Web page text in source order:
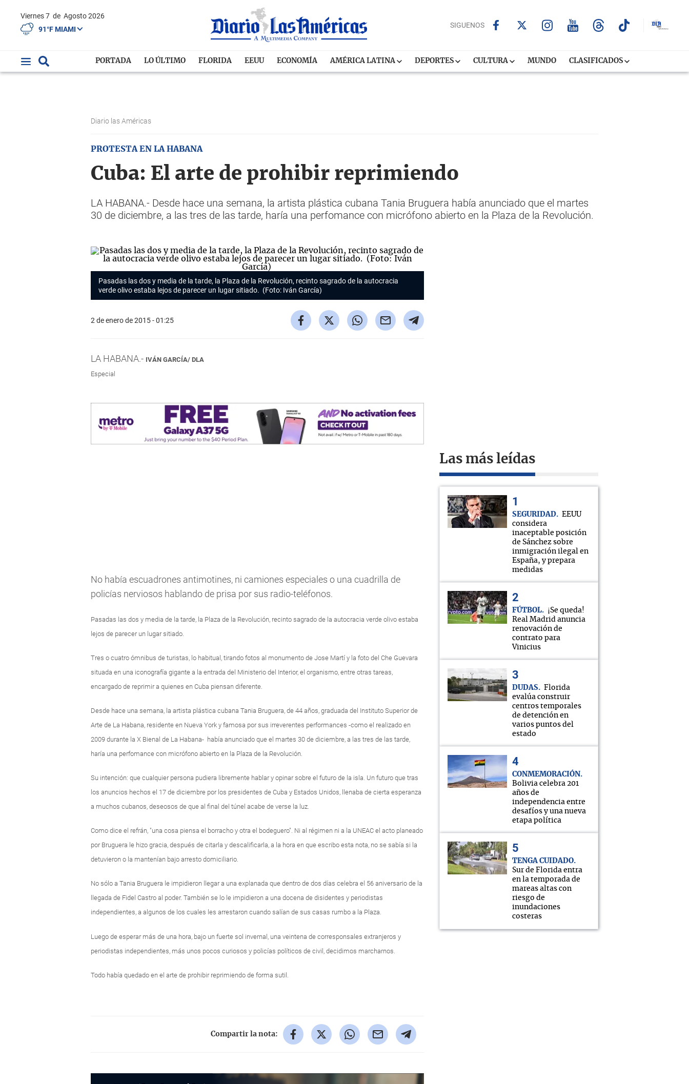
Viernes 7 de Agosto 2026
91°F MIAMI
SIGUENOS
PORTADA LO ÚLTIMO FLORIDA EEUU ECONOMÍA AMÉRICA LATINA DEPORTES CULTURA MUNDO CLASIFICADOS
Diario las Américas
PROTESTA EN LA HABANA
Cuba: El arte de prohibir reprimiendo
LA HABANA.- Desde hace una semana, la artista plástica cubana Tania Bruguera había anunciado que el martes
30 de diciembre, a las tres de las tarde, haría una perfomance con micrófono abierto en la Plaza de la Revolución.
Pasadas las dos y media de la tarde, la Plaza de la Revolución, recinto sagrado de la autocracia
verde olivo estaba lejos de parecer un lugar sitiado. (Foto: Iván García)
2 de enero de 2015 - 01:25
LA HABANA.- IVÁN GARCÍA/ DLA
Especial
No había escuadrones antimotines, ni camiones especiales o una cuadrilla de
policías nerviosos hablando de prisa por sus radio-teléfonos.
Pasadas las dos y media de la tarde, la Plaza de la Revolución, recinto sagrado de la autocracia verde olivo estaba
lejos de parecer un lugar sitiado.
Tres o cuatro ómnibus de turistas, lo habitual, tirando fotos al monumento de Jose Martí y la foto del Che Guevara
situada en una iconografía gigante a la entrada del Ministerio del Interior, el organismo, entre otras tareas,
encargado de reprimir a quienes en Cuba piensan diferente.
Desde hace una semana, la artista plástica cubana Tania Bruguera, de 44 años, graduada del Instituto Superior de
Arte de La Habana, residente en Nueva York y famosa por sus irreverentes performances -como el realizado en
2009 durante la X Bienal de La Habana- había anunciado que el martes 30 de diciembre, a las tres de las tarde,
haría una perfomance con micrófono abierto en la Plaza de la Revolución.
Su intención: que cualquier persona pudiera libremente hablar y opinar sobre el futuro de la isla. Un futuro que tras
los anuncios hechos el 17 de diciembre por los presidentes de Cuba y Estados Unidos, llenaba de cierta esperanza
a muchos cubanos, deseosos de que al final del túnel acabe de verse la luz.
Como dice el refrán, "una cosa piensa el borracho y otra el bodeguero". Ni al régimen ni a la UNEAC el acto planeado
por Bruguera le hizo gracia, después de citarla y descalificarla, a la hora en que escribo esta nota, no se sabía si la
detuvieron o la mantenían bajo arresto domiciliario.
No sólo a Tania Bruguera le impidieron llegar a una explanada que dentro de dos días celebra el 56 aniversario de la
llegada de Fidel Castro al poder. También se lo le impidieron a una docena de disidentes y periodistas
independientes, a algunos de los cuales les arrestaron cuando salían de sus casas rumbo a la Plaza.
Luego de esperar más de una hora, bajo un fuerte sol invernal, una veintena de corresponsales extranjeros y
periodistas independientes, más unos pocos curiosos y policías políticos de civil, decidimos marcharnos.
Todo había quedado en el arte de prohibir reprimiendo de forma sutil.
Compartir la nota:
Las más leídas
SEGURIDAD
EEUU
considera
inaceptable posición
de Sánchez sobre
inmigración ilegal en
España, y prepara
medidas
FÚTBOL
¡Se queda!
Real Madrid anuncia
renovación de
contrato para
Vinicius
DUDAS
Florida
evalúa construir
centros temporales
de detención en
varios puntos del
estado
CONMEMORACIÓN
Bolivia celebra 201
años de
independencia entre
desafíos y una nueva
etapa política
TENGA CUIDADO
Sur de Florida entra
en la temporada de
mareas altas con
riesgo de
inundaciones
costeras